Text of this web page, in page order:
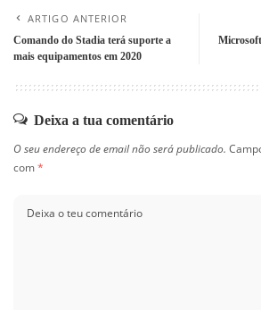
ARTIGO ANTERIOR
Comando do Stadia terá suporte a
mais equipamentos em 2020
Deixa a tua comentário
O seu endereço de email não será publicado.
com*